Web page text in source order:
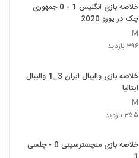
خلاصه بازی انگلیس 1 - 0 جمهوری
چک در یورو 2020
M
۳۹۶ بازدید
خلاصه بازی والیبال ایران 3_1 والیبال
ایتالیا
M
۳۵۵ بازدید
خلاصه بازی منچسترسیتی 0 - چلسی